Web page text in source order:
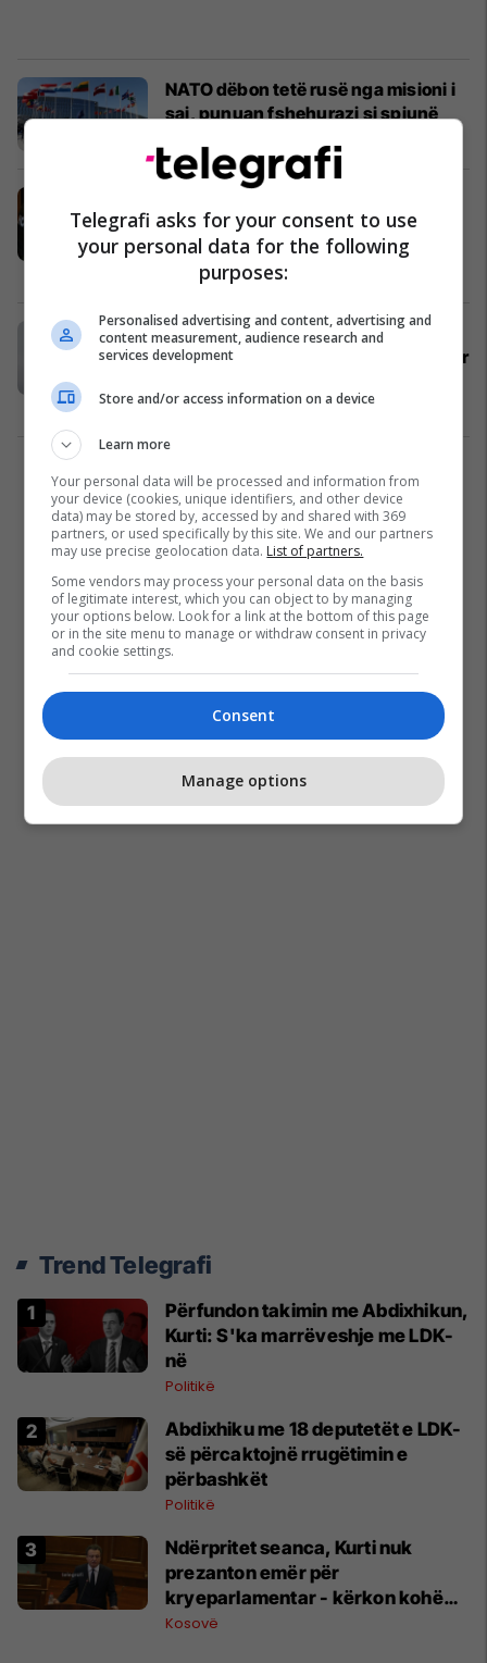
NATO dëbon tetë rusë nga misioni i
saj, punuan fshehurazi si spiunë
arrestimin e spiunëve rusë në
Bullgarisë
Bullgaria 19/03/2021
Danimarka arreston një spiun rus,
në këmbim të parave kishte siguruar
energjisë
Evropa 09/12/2020
2
Trend Telegrafi
Përfundon takimin me Abdixhikun,
Kurti: S'ka marrëveshje me LDK-
në
Politikë
Abdixhiku me 18 deputetët e LDK-
së përcaktojnë rrugëtimin e
përbashkët
Politikë
Ndërpritet seanca, Kurti nuk
prezanton emër për
kryeparlamentar - kërkon kohë
shtesë për marrëveshje politike
Kosovë
Telegrafi asks for your consent to use
your personal data for the following
purposes:
Personalised advertising and content, advertising and
content measurement, audience research and
services development
Store and/or access information on a device
Learn more
Your personal data will be processed and information from
your device (cookies, unique identifiers, and other device
data) may be stored by, accessed by and shared with 369
partners, or used specifically by this site. We and our partners
may use precise geolocation data. List of partners.
Some vendors may process your personal data on the basis
of legitimate interest, which you can object to by managing
your options below. Look for a link at the bottom of this page
or in the site menu to manage or withdraw consent in privacy
and cookie settings.
Consent
Manage options